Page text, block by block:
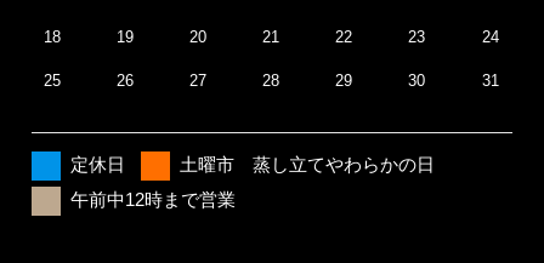
18 19 20 21 22 23 24
25 26 27 28 29 30 31
定休日
土曜市 蒸し立てやわらかの日
午前中12時まで営業